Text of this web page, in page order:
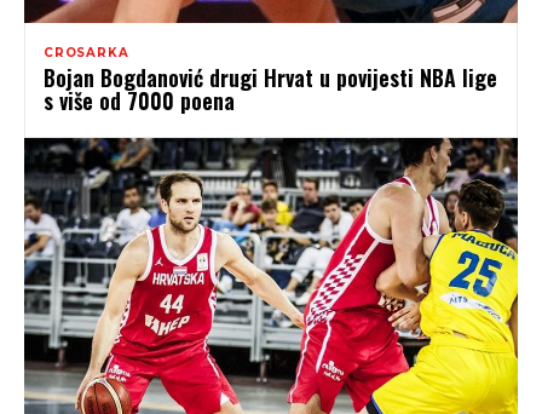
CROSARKA
Bojan Bogdanović drugi Hrvat u povijesti NBA lige
s više od 7000 poena